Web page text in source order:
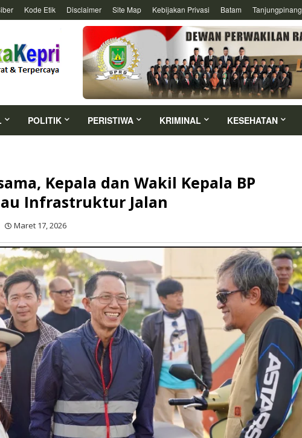
Kode Etik Disclaimer Site Map Kebijakan Privasi Batam Tanjungpinang
POLITIK PERISTIWA KRIMINAL KESEHATAN
Kepala dan Wakil Kepala BP
Infrastruktur Jalan
Maret 17, 2026